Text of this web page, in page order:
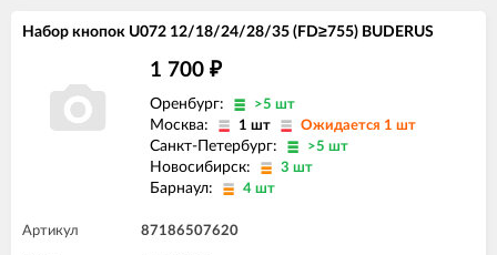
Набор кнопок U072 12/18/24/28/35 (FD≥755) BUDERUS
1 700 ₽
Оренбург: >5 шт
Москва: 1 шт Ожидается 1 шт
Санкт-Петербург: >5 шт
Новосибирск: 3 шт
Барнаул: 4 шт
Артикул 87186507620